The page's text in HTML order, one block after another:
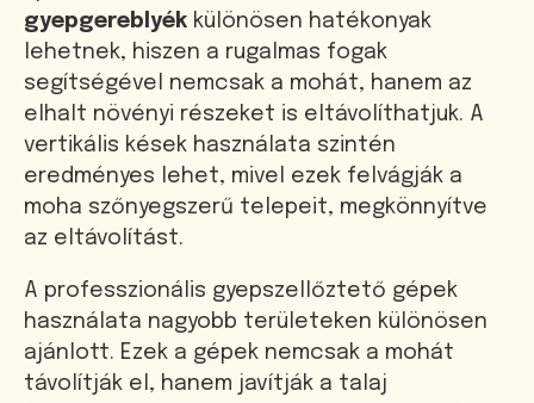
gyepgereblyék különösen hatékonyak
lehetnek, hiszen a rugalmas fogak
segítségével nemcsak a mohát, hanem az
elhalt növényi részeket is eltávolíthatjuk. A
vertikális kések használata szintén
eredményes lehet, mivel ezek felvágják a
moha szőnyegszerű telepeit, megkönnyítve
az eltávolítást.
A professzionális gyepszellőztető gépek
használata nagyobb területeken különösen
ajánlott. Ezek a gépek nemcsak a mohát
távolítják el, hanem javítják a talaj